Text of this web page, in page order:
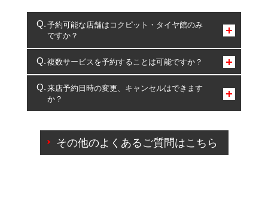
予約可能な店舗はコクピット・タイヤ館のみ
ですか？
コクピット・タイヤ館のみとなります。
複数サービスを予約することは可能ですか？
複数サービスのご予約は可能です。
一部の商品・サービスの組み合わせに限り、同時にご予約が
出来ないものもございます。
来店予約日時の変更、キャンセルはできます
か？
ご来店予約日の3営業日前を過ぎている場合のご予約
の日時変更につきましては、直接ご予約の店舗まで
その他のよくあるご質問はこちら